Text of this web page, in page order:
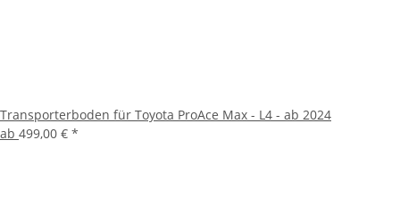
Transporterboden für Toyota ProAce Max - L4 - ab 2024
ab 499,00 € *